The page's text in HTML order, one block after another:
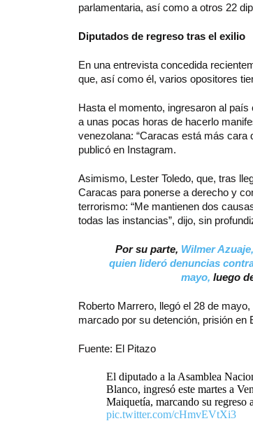
parlamentaria, así como a otros 22
Diputados de regreso tras el exilio
En una entrevista concedida
que, así como él, varios opositores
Hasta el momento, ingresaron al
a unas pocas horas de hacerlo
venezolana: “Caracas está más cara
publicó en Instagram.
Asimismo, Lester Toledo, que, tras
Caracas para ponerse a derecho y
terrorismo: “Me mantienen dos
todas las instancias”, dijo, sin
Por su parte, Wilmer
quien lideró denuncias
mayo, luego
Roberto Marrero, llegó el 28 de
marcado por su detención, prisión en
Fuente: El Pitazo
El diputado a la Asamblea
Blanco, ingresó este martes a
Maiquetía, marcando su
pic.twitter.com/cHmvEVtXi3